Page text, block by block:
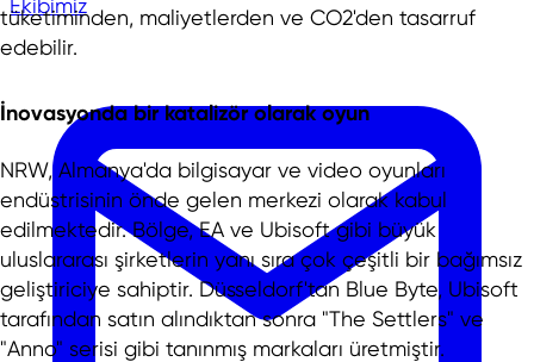
Ekibimiz
tüketiminden, maliyetlerden ve CO2'den tasarruf
edebilir.
İnovasyonda bir katalizör olarak oyun
NRW, Almanya'da bilgisayar ve video oyunları
endüstrisinin önde gelen merkezi olarak kabul
edilmektedir. Bölge, EA ve Ubisoft gibi büyük
uluslararası şirketlerin yanı sıra çok çeşitli bir bağımsız
geliştiriciye sahiptir. Düsseldorf'tan Blue Byte, Ubisoft
tarafından satın alındıktan sonra "The Settlers" ve
"Anno" serisi gibi tanınmış markaları üretmiştir.